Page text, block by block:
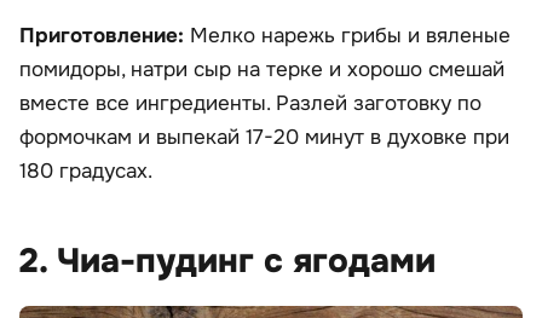
Приготовление: Мелко нарежь грибы и вяленые
помидоры, натри сыр на терке и хорошо смешай
вместе все ингредиенты. Разлей заготовку по
формочкам и выпекай 17-20 минут в духовке при
180 градусах.
2. Чиа-пудинг с ягодами